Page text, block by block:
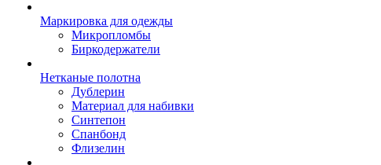
Маркировка для одежды
Микропломбы
Биркодержатели
Нетканые полотна
Дублерин
Материал для набивки
Синтепон
Спанбонд
Флизелин